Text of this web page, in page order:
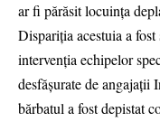
ar fi părăsit locuința
Dispariția acestuia a
intervenția echipelor
desfășurate de angajații
bărbatul a fost depistat